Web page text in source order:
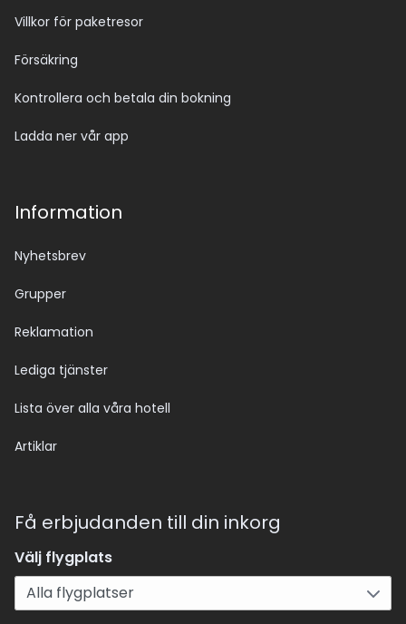
Villkor för paketresor
Försäkring
Kontrollera och betala din bokning
Ladda ner vår app
Information
Nyhetsbrev
Grupper
Reklamation
Lediga tjänster
Lista över alla våra hotell
Artiklar
Få erbjudanden till din inkorg
Välj flygplats